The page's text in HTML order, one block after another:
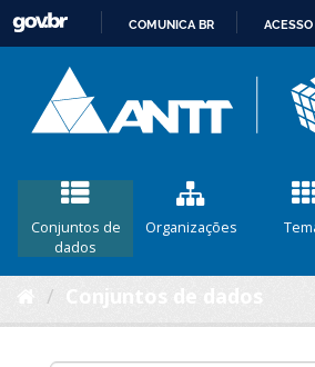
COMUNICA BR
Conjuntos de
dados
Organizações